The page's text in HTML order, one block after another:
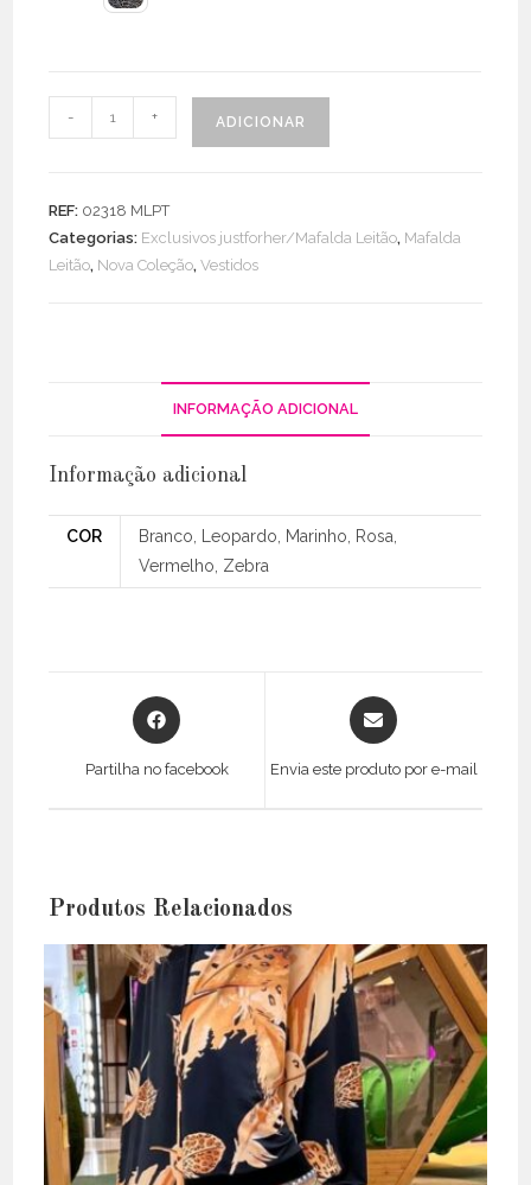
Quantidade
de
Decote
Drapeado
- + ADICIONAR
REF: 02318 MLPT
Categorias: Exclusivos justforher/Mafalda Leitão, Mafalda
Leitão, Nova Coleção,Vestidos
INFORMAÇÃO ADICIONAL
Informação adicional
COR
Branco, Leopardo, Marinho, Rosa,
Vermelho, Zebra
Opens
in
Partilha no facebook
Opens
in
Envia este produto por e-mail
Produtos Relacionados